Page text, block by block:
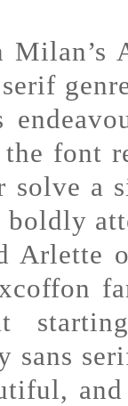
font
solve a
Arlette
sans